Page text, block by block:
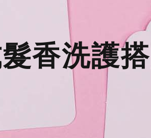
香洗護